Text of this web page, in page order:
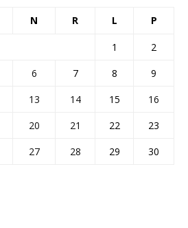
N R L P
1
2
6 7 8
9
13 14 15
16
20 21 22
23
27 28 29
30